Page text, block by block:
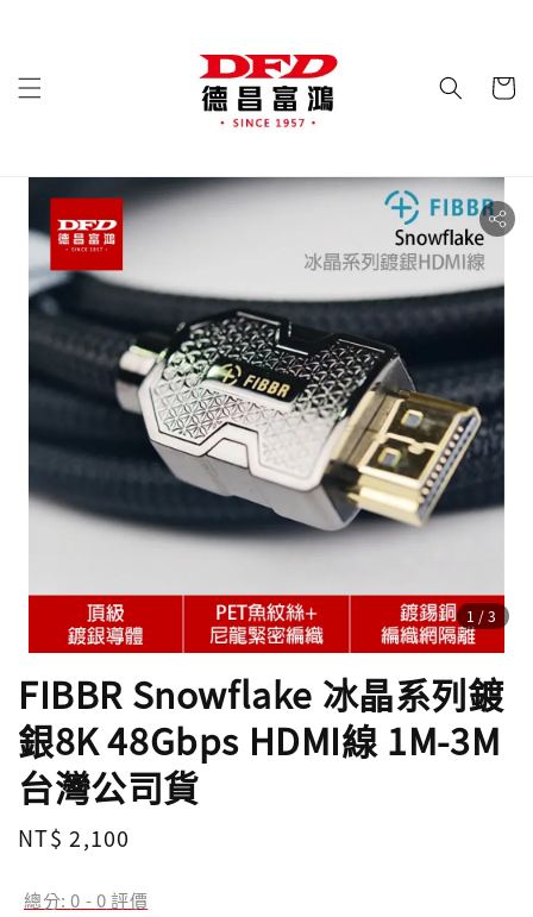
1 /3
FIBBR Snowflake 冰晶系列鍍
銀8K 48Gbps HDMI線 1M-3M
台灣公司貨
Regular
NT$ 2,100
總分:0 -0評價